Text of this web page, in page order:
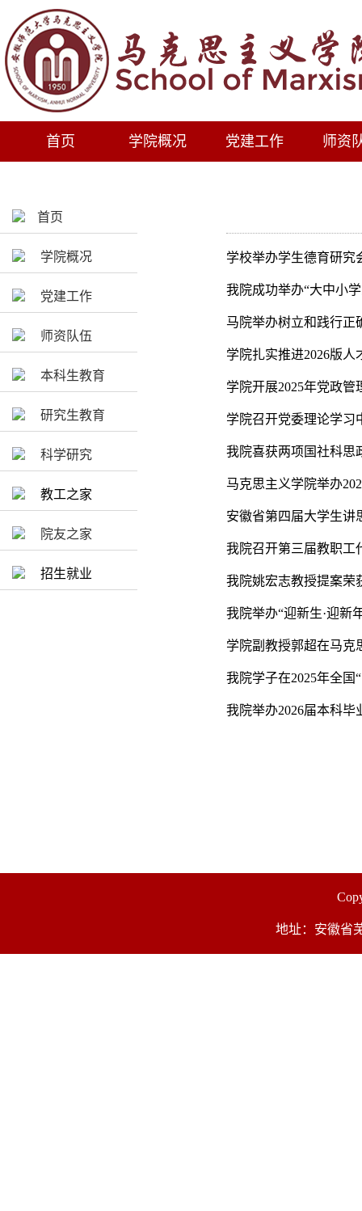
首页 学院概况 党建工作 师资
首页
学院概况
党建工作
师资队伍
本科生教育
研究生教育
科学研究
教工之家
院友之家
招生就业
学校举办学生德育研究
我院成功举办“大中小
马院举办树立和践行正
学院扎实推进2026版
学院开展2025年党政
学院召开党委理论学习
我院喜获两项国社科思
马克思主义学院举办
安徽省第四届大学生讲
我院召开第三届教职工
我院姚宏志教授提案荣
我院举办“迎新生·迎新
学院副教授郭超在马克
我院学子在2025年全国
我院举办2026届本科
地址：安徽省